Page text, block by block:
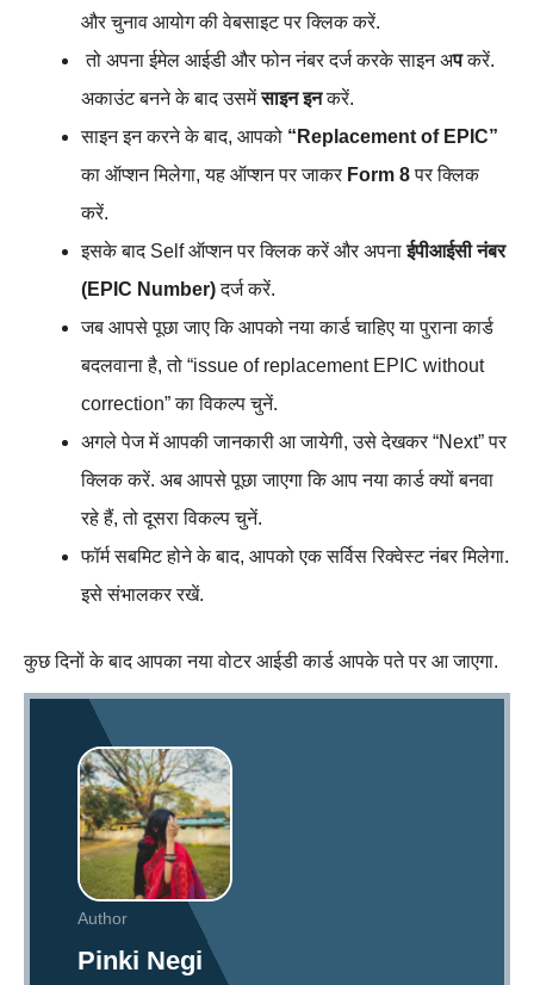
और चुनाव आयोग की वेबसाइट पर क्लिक करें.
तो अपना ईमेल आईडी और फोन नंबर दर्ज करके साइन अपकरें.
अकाउंट बनने के बाद उसमेंसाइन इनकरें.
साइन इन करने के बाद, आपको “Replacement of EPIC”
का ऑप्शन मिलेगा, यह ऑप्शन पर जाकर Form 8पर क्लिक
करें.
इसके बाद Self ऑप्शन पर क्लिक करें और अपनाईपीआईसी नंबर
(EPIC Number)दर्ज करें.
जब आपसे पूछा जाए कि आपको नया कार्ड चाहिए या पुराना कार्ड
बदलवाना है, तो “issue of replacement EPIC without
correction” का विकल्प चुनें.
अगले पेज में आपकी जानकारी आ जायेगी, उसे देखकर “Next” पर
क्लिक करें. अब आपसे पूछा जाएगा कि आप नया कार्ड क्यों बनवा
रहे हैं, तो दूसरा विकल्प चुनें.
फॉर्म सबमिट होने के बाद, आपको एक सर्विस रिक्वेस्ट नंबर मिलेगा.
इसे संभालकर रखें.
कुछ दिनों के बाद आपका नया वोटर आईडी कार्ड आपके पते पर आ जाएगा.
Author
Pinki Negi